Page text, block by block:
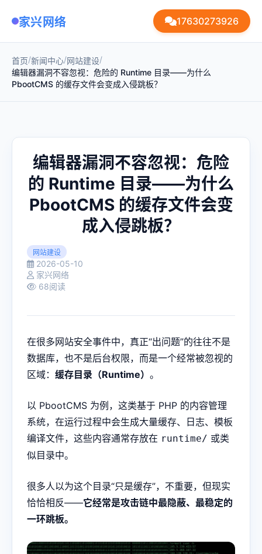
家兴网络 17630273926
首页/新闻中心/网站建设/
编辑器漏洞不容忽视：危险的 Runtime 目录——为什么
PbootCMS 的缓存文件会变成入侵跳板？
编辑器漏洞不容忽视：危险
的 Runtime 目录——为什么
PbootCMS 的缓存文件会变
成入侵跳板？
网站建设
2026-05-10
家兴网络
68阅读
在很多网站安全事件中，真正“出问题”的往往不是
数据库，也不是后台权限，而是一个经常被忽视的
区域： 缓存目录（Runtime） 。
以 PbootCMS 为例，这类基于 PHP 的内容管理
系统，在运行过程中会生成大量缓存、日志、模板
编译文件，这些内容通常存放在 runtime/ 或类
似目录中。
很多人以为这个目录“只是缓存”，不重要，但现实
恰恰相反——它经常是攻击链中最隐蔽、最稳定的
一环跳板。